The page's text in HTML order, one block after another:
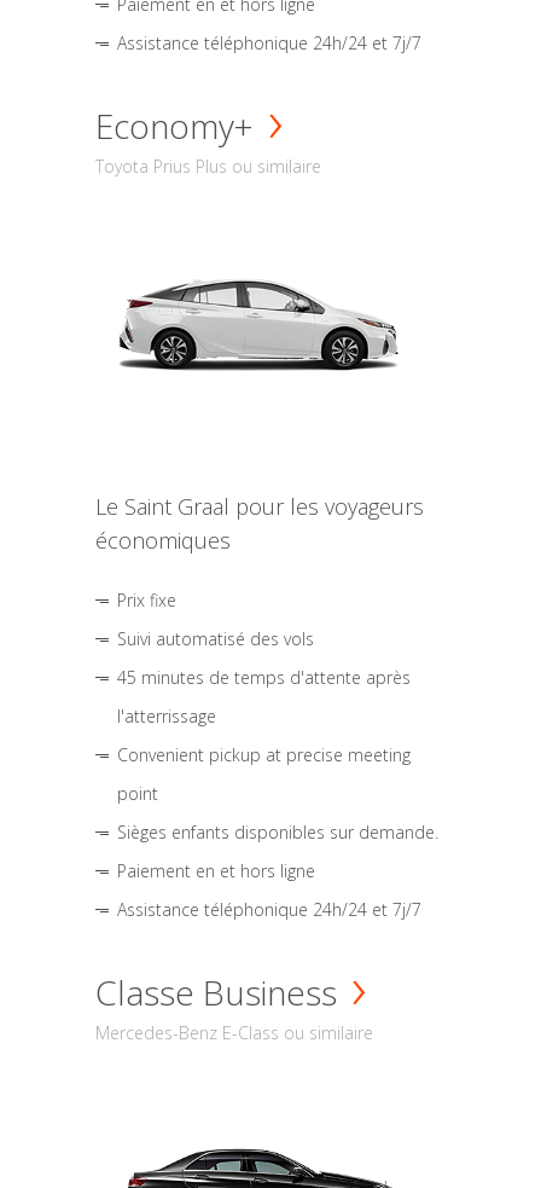
Assistance téléphonique 24h/24 et 7j/7
Economy+
Toyota Prius Plus ou similaire
Le Saint Graal pour les voyageurs
économiques
Prix fixe
Suivi automatisé des vols
45 minutes de temps d'attente après
l'atterrissage
Convenient pickup at precise meeting
point
Sièges enfants disponibles sur demande.
Paiement en et hors ligne
Assistance téléphonique 24h/24 et 7j/7
Classe Business
Mercedes-Benz E-Class ou similaire